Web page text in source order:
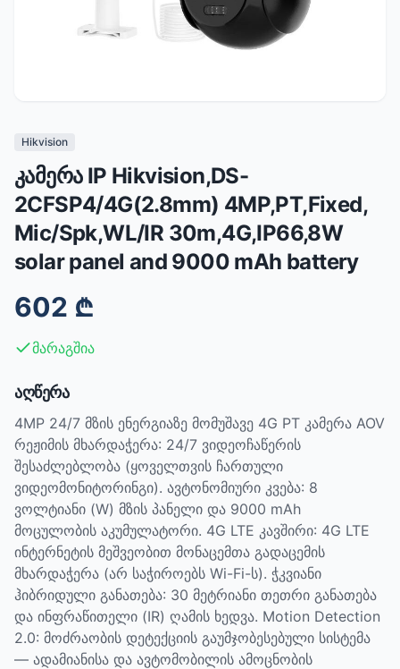
Hikvision
კამერა IP Hikvision,DS-
2CFSP4/4G(2.8mm) 4MP,PT,Fixed,
Mic/Spk,WL/IR 30m,4G,IP66,8W
solar panel and 9000 mAh battery
602 ₾
მარაგშია
აღწერა
4MP 24/7 მზის ენერგიაზე მომუშავე 4G PT კამერა AOV
რეჟიმის მხარდაჭერა: 24/7 ვიდეოჩაწერის
შესაძლებლობა (ყოველთვის ჩართული
ვიდეომონიტორინგი). ავტონომიური კვება: 8
ვოლტიანი (W) მზის პანელი და 9000 mAh
მოცულობის აკუმულატორი. 4G LTE კავშირი: 4G LTE
ინტერნეტის მეშვეობით მონაცემთა გადაცემის
მხარდაჭერა (არ საჭიროებს Wi-Fi-ს). ჭკვიანი
ჰიბრიდული განათება: 30 მეტრიანი თეთრი განათება
და ინფრაწითელი (IR) ღამის ხედვა. Motion Detection
2.0: მოძრაობის დეტექციის გაუმჯობესებული სისტემა
— ადამიანისა და ავტომობილის ამოცნობის